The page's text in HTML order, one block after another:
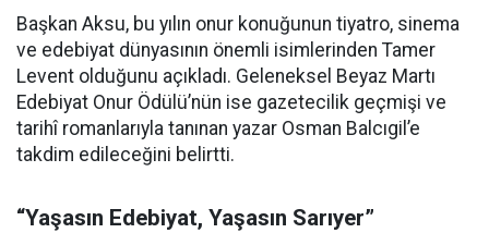
Başkan Aksu, bu yılın onur konuğunun tiyatro, sinema
ve edebiyat dünyasının önemli isimlerinden Tamer
Levent olduğunu açıkladı. Geleneksel Beyaz Martı
Edebiyat Onur Ödülü’nün ise gazetecilik geçmişi ve
tarihî romanlarıyla tanınan yazar Osman Balcıgil’e
takdim edileceğini belirtti.
“Yaşasın Edebiyat, Yaşasın Sarıyer”